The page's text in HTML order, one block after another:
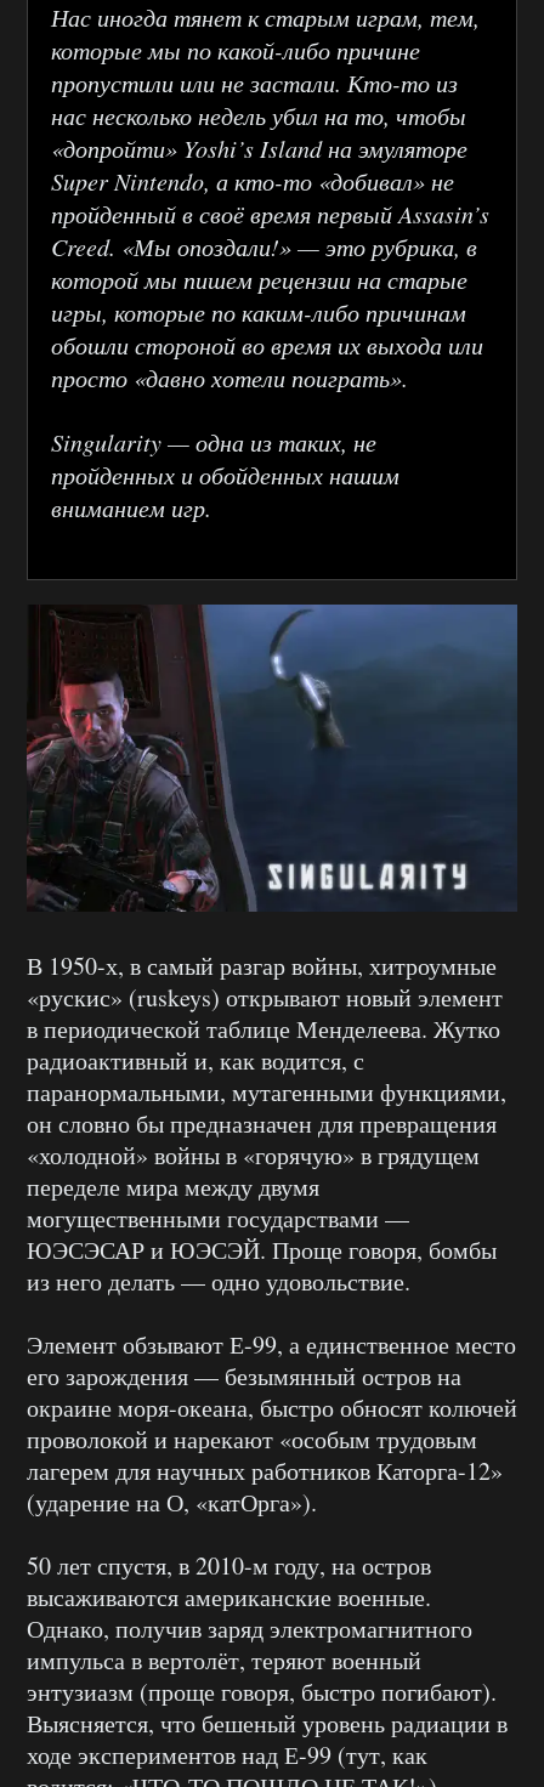
Нас иногда тянет к старым играм, тем,
которые мы по какой-либо причине
пропустили или не застали. Кто-то из
нас несколько недель убил на то, чтобы
«допройти» Yoshi’s Island на эмуляторе
Super Nintendo, а кто-то «добивал» не
пройденный в своё время первый Assasin’s
Creed. «Мы опоздали!» — это рубрика, в
которой мы пишем рецензии на старые
игры, которые по каким-либо причинам
обошли стороной во время их выхода или
просто «давно хотели поиграть».
Singularity — одна из таких, не
пройденных и обойденных нашим
вниманием игр.
В 1950-х, в самый разгар войны, хитроумные
«рускис» (ruskeys) открывают новый элемент
в периодической таблице Менделеева. Жутко
радиоактивный и, как водится, с
паранормальными, мутагенными функциями,
он словно бы предназначен для превращения
«холодной» войны в «горячую» в грядущем
переделе мира между двумя
могущественными государствами —
ЮЭСЭСАР и ЮЭСЭЙ. Проще говоря, бомбы
из него делать — одно удовольствие.
Элемент обзывают Е-99, а единственное место
его зарождения — безымянный остров на
окраине моря-океана, быстро обносят колючей
проволокой и нарекают «особым трудовым
лагерем для научных работников Каторга-12»
(ударение на О, «катОрга»).
50 лет спустя, в 2010-м году, на остров
высаживаются американские военные.
Однако, получив заряд электромагнитного
импульса в вертолёт, теряют военный
энтузиазм (проще говоря, быстро погибают).
Выясняется, что бешеный уровень радиации в
ходе экспериментов над Е-99 (тут, как